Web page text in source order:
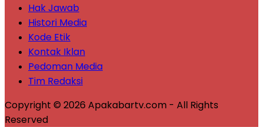
Hak Jawab
Histori Media
Kode Etik
Kontak Iklan
Pedoman Media
Tim Redaksi
Copyright © 2026 Apakabartv.com - All Rights
Reserved